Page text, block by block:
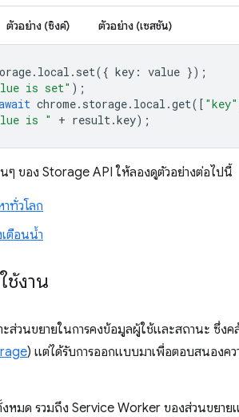
ตัวอย่าง (ซิงค์) ตัวอย่าง (เซสชัน)
. local . set({ key : value });
is set" );
chrome. storage. local .get([ "key"
is " + result.key);
นๆ ของ Storage API ให้ลองดูตัวอย่างต่อไปนี้
ทั่วโลก
ตือนน้ำ
ช้งาน
ส่วนขยายในการคงข้อมูลผู้ใช้และสถานะ ซึ่ง
) แต่ได้รับการออกแบบมาเพื่อตอบสนองค
หมด รวมถึง Service Worker ของส่วนขยาย